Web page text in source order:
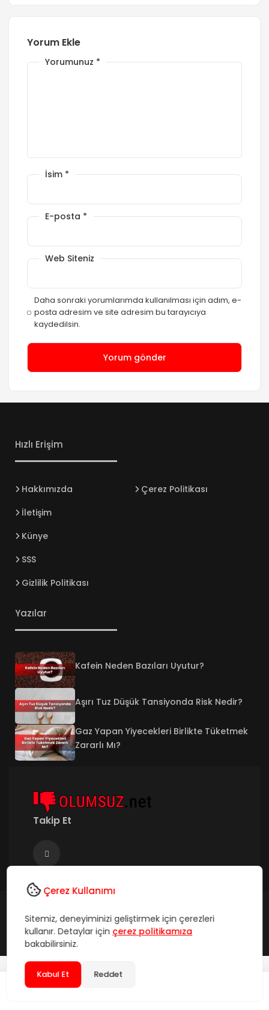
Yorum Ekle
Yorumunuz *
İsim *
E-posta *
Web Siteniz
Daha sonraki yorumlarımda kullanılması için adım, e-
posta adresim ve site adresim bu tarayıcıya
kaydedilsin.
Hızlı Erişim
Hakkımızda
İletişim
Künye
SSS
Gizlilik Politikası
Çerez Politikası
Yazılar
Kafein Neden Bazıları Uyutur?
Aşırı Tuz Düşük Tansiyonda Risk Nedir?
Gaz Yapan Yiyecekleri Birlikte Tüketmek
Zararlı Mı?
Takip Et
©2026 olumsuz.net - Tüm Hakları Saklıdır.
Hakkımızda
İletişim Künye
Çerez Kullanımı
Sitemiz, deneyiminizi geliştirmek için çerezleri
kullanır. Detaylar için çerez politikamıza
bakabilirsiniz.
Kabul Et Reddet